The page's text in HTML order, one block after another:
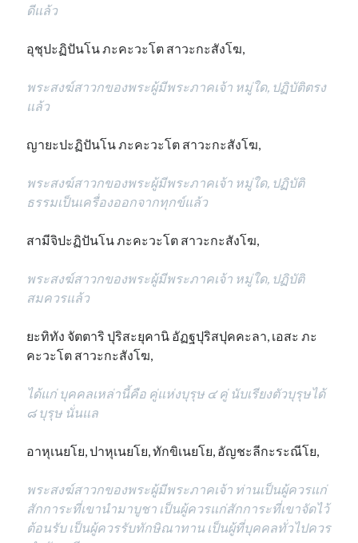
ดีแล้ว
อุชุปะฏิปันโน ภะคะวะโต สาวะกะสังโฆ,
พระสงฆ์สาวกของพระผู้มีพระภาคเจ้า หมู่ใด, ปฏิบัติตรง
แล้ว
ญายะปะฏิปันโน ภะคะวะโต สาวะกะสังโฆ,
พระสงฆ์สาวกของพระผู้มีพระภาคเจ้า หมู่ใด, ปฏิบัติ
ธรรมเป็นเครื่องออกจากทุกข์แล้ว
สามีจิปะฏิปันโน ภะคะวะโต สาวะกะสังโฆ,
พระสงฆ์สาวกของพระผู้มีพระภาคเจ้า หมู่ใด, ปฏิบัติ
สมควรแล้ว
ยะทิทัง จัตตาริ ปุริสะยุคานิ อัฏฐปุริสปุคคะลา, เอสะ ภะ
คะวะโต สาวะกะสังโฆ,
ได้แก่ บุคคลเหล่านี้คือ คู่แห่งบุรุษ ๔ คู่ นับเรียงตัวบุรุษได้
๘ บุรุษ นั่นแล
อาหุเนยโย, ปาหุเนยโย, ทักขิเนยโย, อัญชะลีกะระณีโย,
พระสงฆ์สาวกของพระผู้มีพระภาคเจ้า ท่านเป็นผู้ควรแก่
สักการะที่เขานำมาบูชา เป็นผู้ควรแก่สักการะที่เขาจัดไว้
ต้อนรับ เป็นผู้ควรรับทักษิณาทาน เป็นผู้ที่บุคคลทั่วไปควร